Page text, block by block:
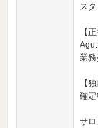
ス
【
業務
【
確
サロ